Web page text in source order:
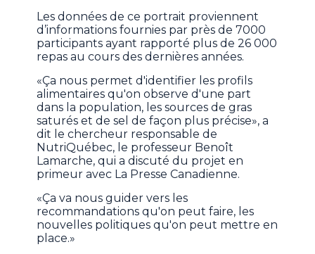
Les données de ce portrait proviennent
d’informations fournies par près de 7000
participants ayant rapporté plus de 26 000
repas au cours des dernières années.
«Ça nous permet d'identifier les profils
alimentaires qu'on observe d'une part
dans la population, les sources de gras
saturés et de sel de façon plus précise», a
dit le chercheur responsable de
NutriQuébec, le professeur Benoît
Lamarche, qui a discuté du projet en
primeur avec La Presse Canadienne.
«Ça va nous guider vers les
recommandations qu'on peut faire, les
nouvelles politiques qu'on peut mettre en
place.»